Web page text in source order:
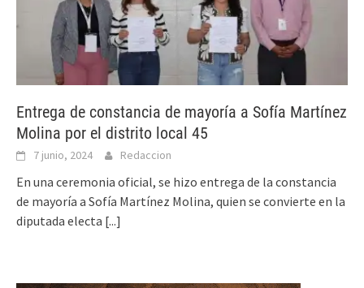
Entrega de constancia de mayoría a Sofía Martínez
Molina por el distrito local 45
7 junio, 2024 Redaccion
En una ceremonia oficial, se hizo entrega de la constancia
de mayoría a Sofía Martínez Molina, quien se convierte en la
diputada electa [...]